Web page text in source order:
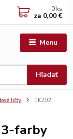
Menu
Hľadať
0 ks
za 0,00 €
lišty
EK202
3-farby